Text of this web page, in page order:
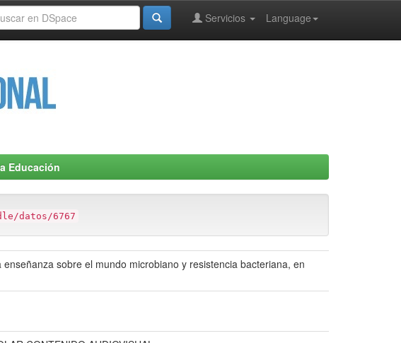
Language
Servicios
Educación
datos/6767
sobre el mundo microbiano y resistencia bacteriana, en